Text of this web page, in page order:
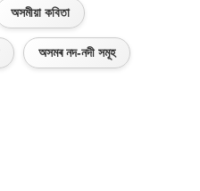
অসমীয়া কবিতা
অসমৰ নদ-নদী সমূহ